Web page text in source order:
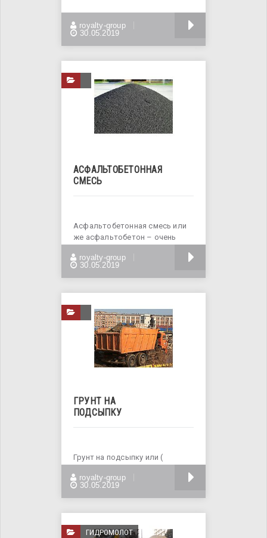
и навалом. В наличии
royalty-group
30.05.2019
АСФАЛЬТОБЕТОННАЯ
СМЕСЬ
Асфальтобетонная смесь или
же асфальтобетон – очень
строительный материал,
royalty-group
30.05.2019
ГРУНТ НА
ПОДСЫПКУ
Грунт на подсыпку или (
обустройства
royalty-group
30.05.2019
ГИДРОМОЛОТ